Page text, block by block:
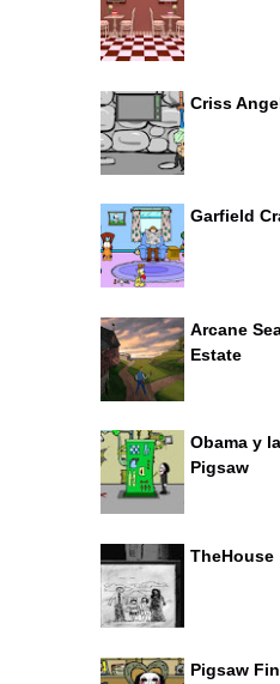
Criss
Garfield
Arcane
Estate
Obama y
Pigsaw
TheHouse
Pigsaw